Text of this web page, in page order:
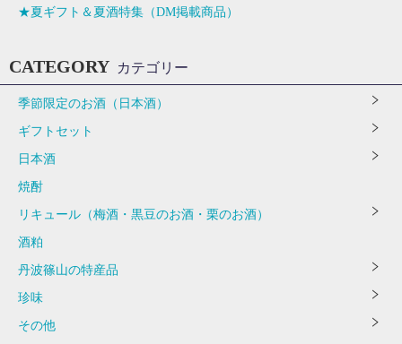
★夏ギフト＆夏酒特集（DM掲載商品）
CATEGORY カテゴリー
季節限定のお酒（日本酒）
ギフトセット
日本酒
焼酎
リキュール（梅酒・黒豆のお酒・栗のお酒）
酒粕
丹波篠山の特産品
珍味
その他